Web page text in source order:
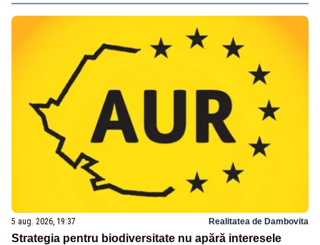
5 aug. 2026, 19:37 Realitatea de Dambovita
Strategia pentru biodiversitate nu apără interesele